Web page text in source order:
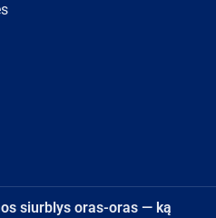
siurblys oras-oras — ką